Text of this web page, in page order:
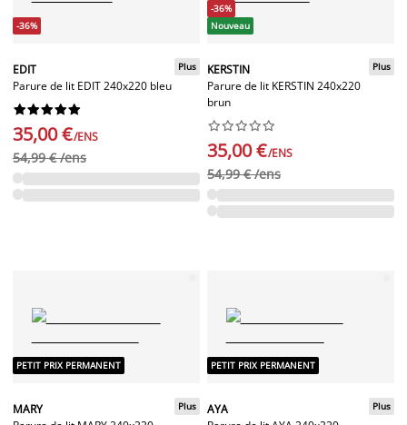
-36%
EDIT
Parure de lit EDIT 240x220 bleu
Plus






35,00 €/ENS
54,99 € /ens
-36%
Nouveau
KERSTIN
Parure de lit KERSTIN 240x220
brun
Plus






35,00 €/ENS
54,99 € /ens
PETIT PRIX PERMANENT
MARY
Plus
PETIT PRIX PERMANENT
AYA
Plus